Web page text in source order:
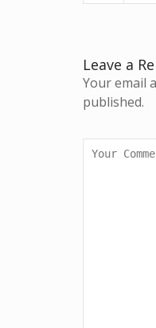
Leave a
Your email
published.